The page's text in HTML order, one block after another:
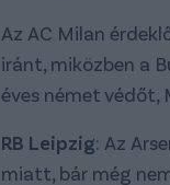
Az AC Milan
iránt, miközben a
éves német védőt,
RB Leipzig: Az
miatt, bár még